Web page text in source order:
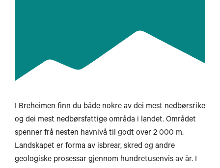
I Breheimen finn du både nokre av dei mest nedbørsrike
og dei mest nedbørsfattige områda i landet. Området
spenner frå nesten havnivå til godt over 2 000 m.
Landskapet er forma av isbrear, skred og andre
geologiske prosessar gjennom hundretusenvis av år. I